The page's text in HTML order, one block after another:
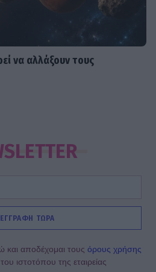
να αλλάξουν τους
ΕΓΓΡΑΦΗ ΤΩΡΑ
και αποδέχομαι τους όρους χρήσης
του ιστοτόπου της εταιρείας